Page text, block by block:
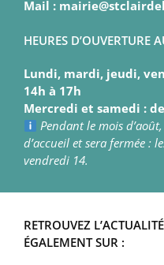
Mail :
HEURES D’OUVERTURE
Lundi, mardi, jeudi,
14h à 17h
Mercredi et samedi :
Pendant le mois
d’accueil et sera fermée :
vendredi 14.
RETROUVEZ
ÉGALEMENT SUR :